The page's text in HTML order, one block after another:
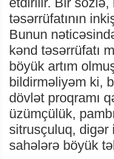
təsərrüfatının
Bunun
kənd təsərrüfatı
böyük artım
bildirməliyəm ki,
dövlət proqramı
üzümçülük,
sitrusçuluq, digər
sahələrə böyük